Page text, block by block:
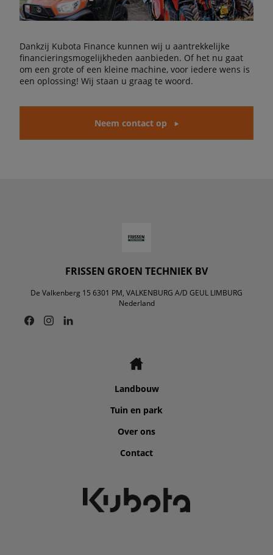
Dankzij Kubota Finance kunnen wij u aantrekkelijke
financieringsmogelijkheden aanbieden. Of het nu gaat
om een grote of een kleine machine, voor iedere wens is
een oplossing! Wij staan u graag te woord.
Neem contact op
FRISSEN GROEN TECHNIEK BV
De Valkenberg 15 6301 PM, VALKENBURG A/D GEUL LIMBURG
Nederland
Landbouw
Tuin en park
Over ons
Contact